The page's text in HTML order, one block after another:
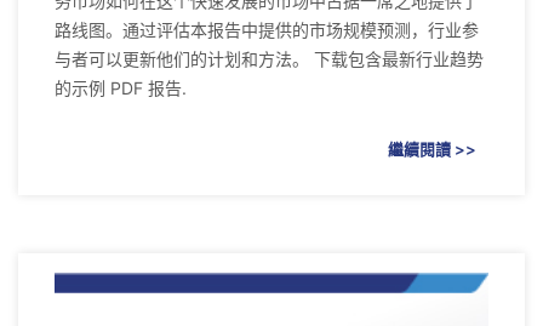
路线图。通过评估本报告中提供的市场规模预测，行业参
与者可以更新他们的计划和方法。 下载包含最新行业趋势
的示例 PDF 报告.
繼續閱讀 >>